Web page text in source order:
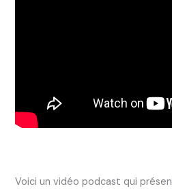
Voici un vidéo podcast qui